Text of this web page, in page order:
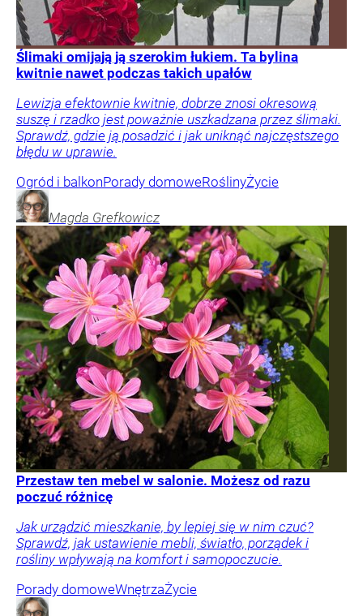
Ślimaki omijają ją szerokim łukiem. Ta bylina
kwitnie nawet podczas takich upałów
Lewizja efektownie kwitnie, dobrze znosi okresową
suszę i rzadko jest poważnie uszkadzana przez ślimaki.
Sprawdź, gdzie ją posadzić i jak uniknąć najczęstszego
błędu w uprawie.
Ogród i balkonPorady domoweRoślinyŻycie
Magda Grefkowicz
Przestaw ten mebel w salonie. Możesz od razu
poczuć różnicę
Jak urządzić mieszkanie, by lepiej się w nim czuć?
Sprawdź, jak ustawienie mebli, światło, porządek i
rośliny wpływają na komfort i samopoczucie.
Porady domoweWnętrzaŻycie